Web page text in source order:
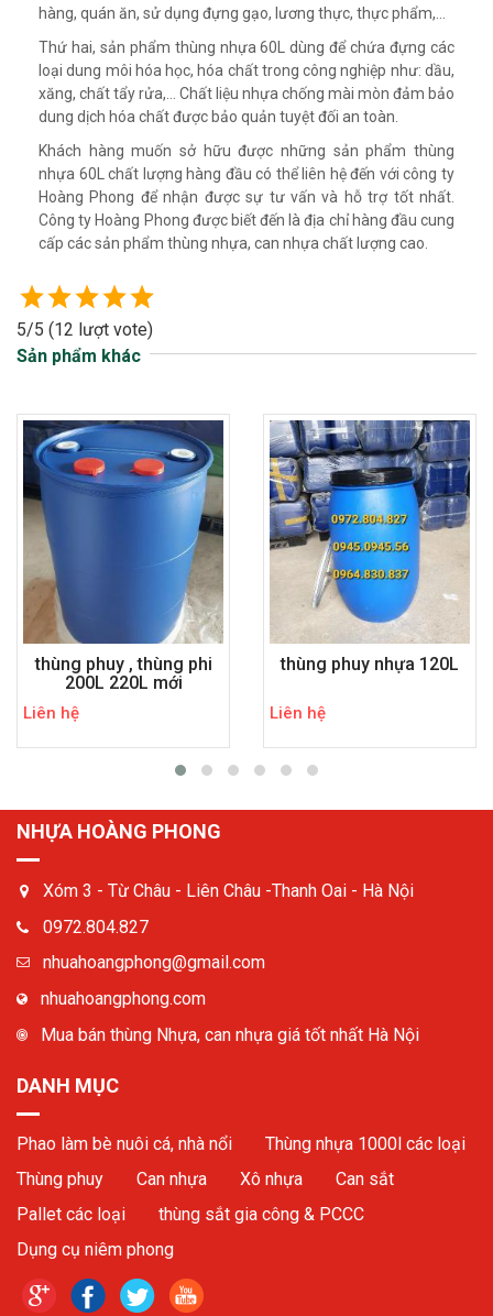
hàng, quán ăn, sử dụng đựng gạo, lương thực, thực phẩm,…
Thứ hai, sản phẩm thùng nhựa 60L dùng để chứa đựng các
loại dung môi hóa học, hóa chất trong công nghiệp như: dầu,
xăng, chất tẩy rửa,… Chất liệu nhựa chống mài mòn đảm bảo
dung dịch hóa chất được bảo quản tuyệt đối an toàn.
Khách hàng muốn sở hữu được những sản phẩm thùng
nhựa 60L chất lượng hàng đầu có thể liên hệ đến với công ty
Hoàng Phong để nhận được sự tư vấn và hỗ trợ tốt nhất.
Công ty Hoàng Phong được biết đến là địa chỉ hàng đầu cung
cấp các sản phẩm thùng nhựa, can nhựa chất lượng cao.
5/5 (12 lượt vote)
Sản phẩm khác
thùng phuy , thùng phi
200L 220L mới
Liên hệ
thùng phuy nhựa 120L
Liên hệ
NHỰA HOÀNG PHONG
Xóm 3 - Từ Châu - Liên Châu -Thanh Oai - Hà Nội
0972.804.827
nhuahoangphong@gmail.com
nhuahoangphong.com
Mua bán thùng Nhựa, can nhựa giá tốt nhất Hà Nội
DANH MỤC
Phao làm bè nuôi cá, nhà nổi
Thùng nhựa 1000l các loại
Thùng phuy
Can nhựa Xô nhựa
Can sắt
Pallet các loại
thùng sắt gia công & PCCC
Dụng cụ niêm phong